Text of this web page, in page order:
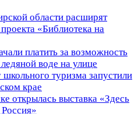
области расширят
«Библиотека на
платить за возможность
воде на улице
туризма запустили
крае
открылась выставка «Здесь